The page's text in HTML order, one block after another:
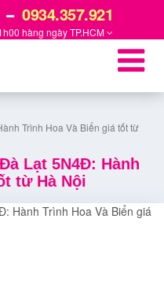
0934.357.921
hàng ngàyTP.HCM
Trình Hoa Và Biển giá tốt từ
Lạt 5N4Đ: Hành
từ Hà Nội